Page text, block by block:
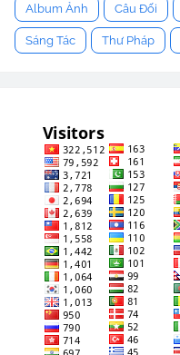
Album Ảnh Câu Đối
Sáng Tác Thư Pháp